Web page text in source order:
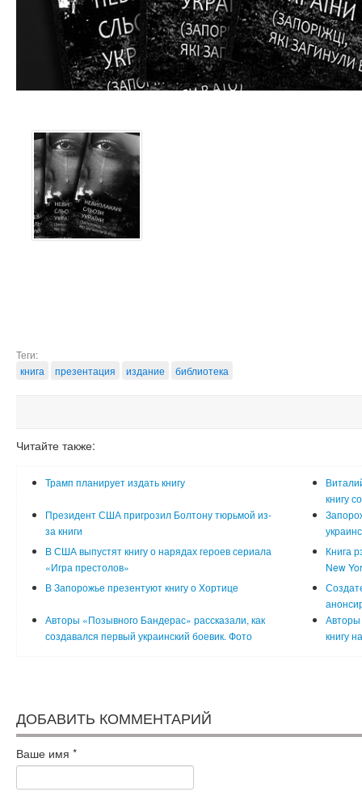
Теги:
книга
презентация издание библиотека
Читайте также:
Трамп планирует издать книгу
книгу
Президент США пригрозил Болтону тюрьмой из-
за книги
В США выпустят книгу о нарядах героев сериала
«Игра престолов»
Книга
New
В Запорожье презентуют книгу о Хортице
Авторы «Позывного Бандерас» рассказали, как
создавался первый украинский боевик. Фото
Авторы
книгу
ДОБАВИТЬ КОММЕНТАРИЙ
Ваше имя *